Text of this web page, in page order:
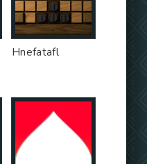
Hnefatafl